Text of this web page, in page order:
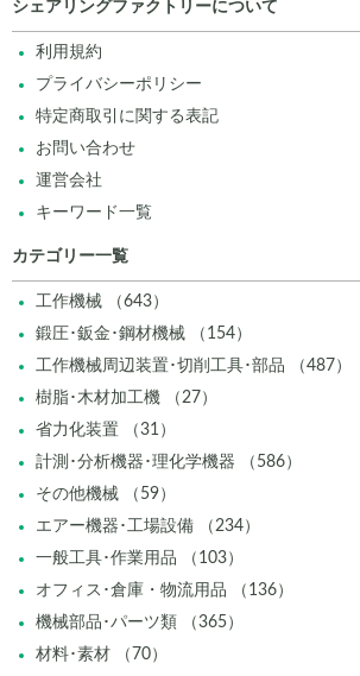
シェアリングファクトリーについて
利用規約
プライバシーポリシー
特定商取引に関する表記
お問い合わせ
運営会社
キーワード一覧
カテゴリー一覧
工作機械 （643）
鍛圧･鈑金･鋼材機械 （154）
工作機械周辺装置･切削工具･部品 （487）
樹脂･木材加工機 （27）
省力化装置 （31）
計測･分析機器･理化学機器 （586）
その他機械 （59）
エアー機器･工場設備 （234）
一般工具･作業用品 （103）
オフィス･倉庫・物流用品 （136）
機械部品･パーツ類 （365）
材料･素材 （70）